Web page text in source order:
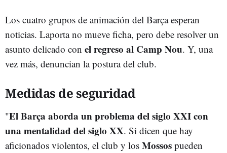
Los cuatro grupos de animación del Barça esperan
noticias. Laporta no mueve ficha, pero debe resolver un
asunto delicado con el regreso al Camp Nou. Y, una
vez más, denuncian la postura del club.
Medidas de seguridad
"El Barça aborda un problema del siglo XXI con
una mentalidad del siglo XX. Si dicen que hay
aficionados violentos, el club y los Mossos pueden